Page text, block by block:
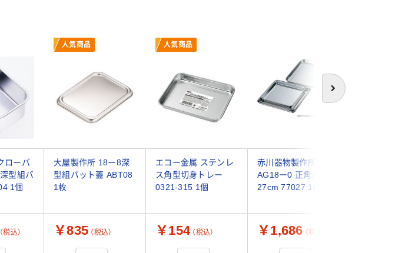
次へ
人気商品 人気商品
ローバ
型組バ
1個
大屋製作所 18ー8深
型組バット蓋 ABT08
1枚
エコー金属 ステンレ
ス角型切身トレー
0321-315 1個
赤川器物製作所
AG18ー0 正角盆
27cm 77027 1枚
（税込） ￥835 （税込） ￥154 （税込） ￥1,686 （税込）